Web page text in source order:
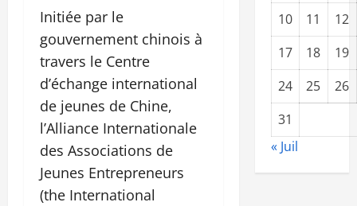
Initiée par le
gouvernement chinois à
travers le Centre
d’échange international
de jeunes de Chine,
l’Alliance Internationale
des Associations de
Jeunes Entrepreneurs
(the International
10
11
12
17
18
19
24
25
26
31
« Juil